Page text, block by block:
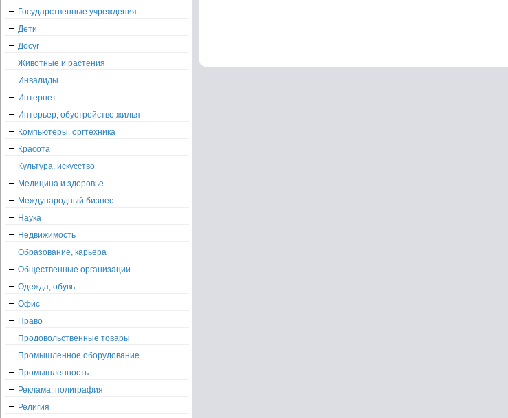
Государственные учреждения
Дети
Досуг
Животные и растения
Инвалиды
Интернет
Интерьер, обустройство жилья
Компьютеры, оргтехника
Красота
Культура, искусство
Медицина и здоровье
Международный бизнес
Наука
Недвижимость
Образование, карьера
Общественные организации
Одежда, обувь
Офис
Право
Продовольственные товары
Промышленное оборудование
Промышленность
Реклама, полиграфия
Религия